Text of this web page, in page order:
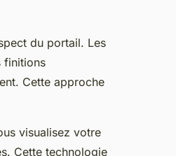
du portail. Les
finitions
Cette approche
visualisez votre
Cette technologie